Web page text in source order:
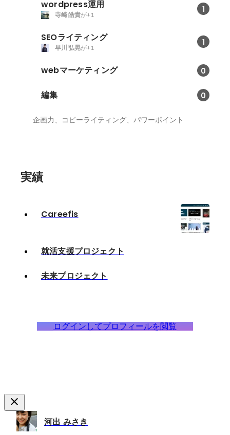
wordpress運用 1
寺崎 皓貴が+1
SEOライティング 1
早川 弘晃が+1
webマーケティング 0
編集 0
企画力、コピーライティング、パワーポイント
実績
Careefis
就活支援プロジェクト
未来プロジェクト
ログインしてプロフィールを閲覧
河出 みさき